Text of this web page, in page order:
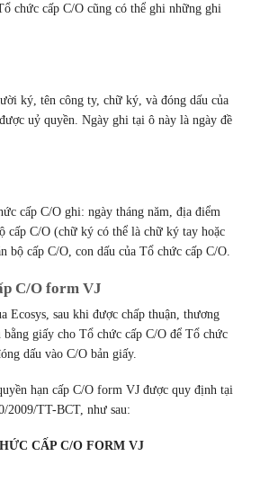
chức cấp C/O cũng có thể ghi những ghi
ký, tên công ty, chữ ký, và đóng dấu của
uỷ quyền. Ngày ghi tại ô này là ngày đề
cấp C/O ghi: ngày tháng năm, địa điểm
cấp C/O (chữ ký có thể là chữ ký tay hoặc
bộ cấp C/O, con dấu của Tổ chức cấp C/O.
C/O form VJ
Ecosys, sau khi được chấp thuận, thương
bằng giấy cho Tổ chức cấp C/O để Tổ chức
dấu vào C/O bản giấy.
hạn cấp C/O form VJ được quy định tại
2009/TT-BCT, như sau:
CẤP C/O FORM VJ